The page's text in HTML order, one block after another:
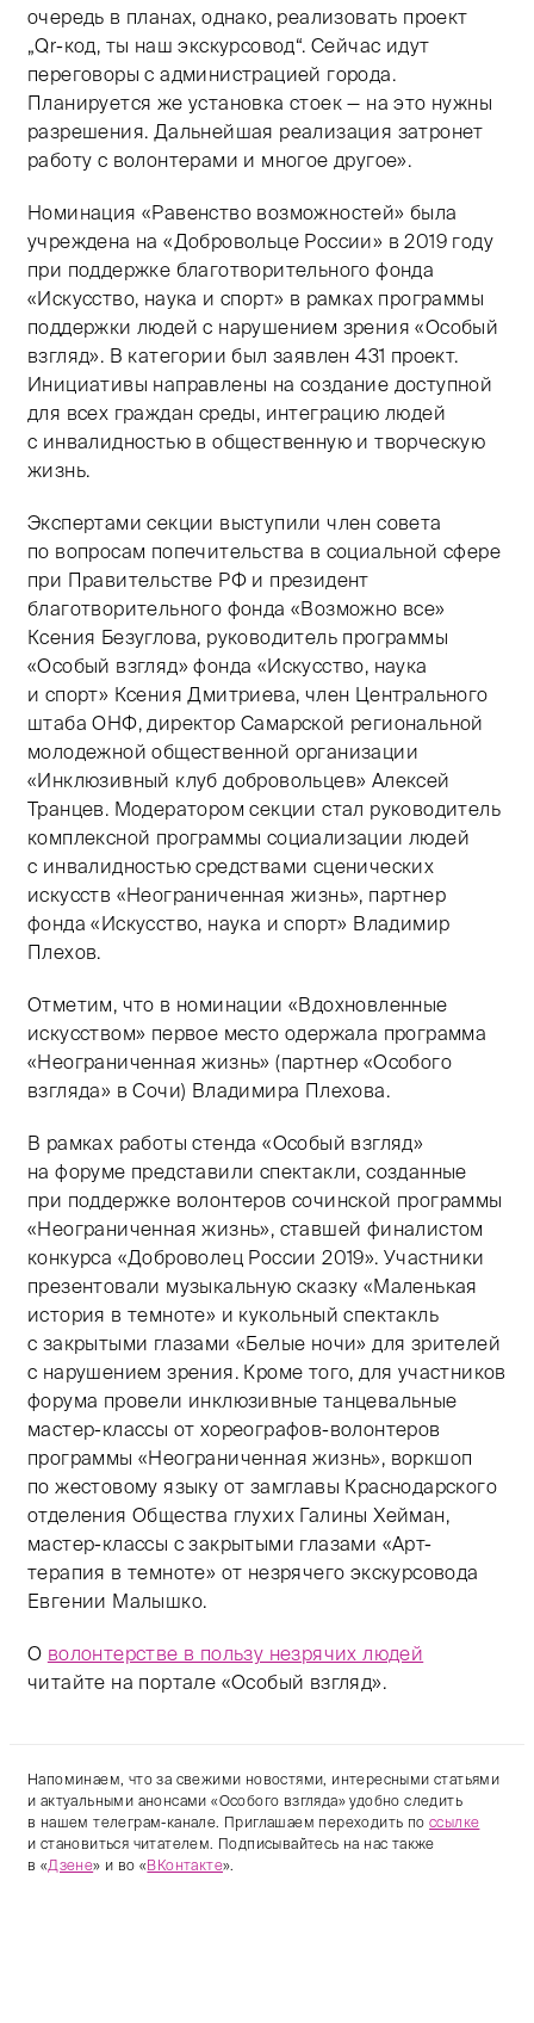
очередь в планах, однако, реализовать проект
„Qr-код, ты наш экскурсовод“. Сейчас идут
переговоры с администрацией города.
Планируется же установка стоек — на это нужны
разрешения. Дальнейшая реализация затронет
работу с волонтерами и многое другое».
Номинация «Равенство возможностей» была
учреждена на «Добровольце России» в 2019 году
при поддержке благотворительного фонда
«Искусство, наука и спорт» в рамках программы
поддержки людей с нарушением зрения «Особый
взгляд». В категории был заявлен 431 проект.
Инициативы направлены на создание доступной
для всех граждан среды, интеграцию людей
с инвалидностью в общественную и творческую
жизнь.
Экспертами секции выступили член совета
по вопросам попечительства в социальной сфере
при Правительстве РФ и президент
благотворительного фонда «Возможно все»
Ксения Безуглова, руководитель программы
«Особый взгляд» фонда «Искусство, наука
и спорт» Ксения Дмитриева, член Центрального
штаба ОНФ, директор Самарской региональной
молодежной общественной организации
«Инклюзивный клуб добровольцев» Алексей
Транцев. Модератором секции стал руководитель
комплексной программы социализации людей
с инвалидностью средствами сценических
искусств «Неограниченная жизнь», партнер
фонда «Искусство, наука и спорт» Владимир
Плехов.
Отметим, что в номинации «Вдохновленные
искусством» первое место одержала программа
«Неограниченная жизнь» (партнер «Особого
взгляда» в Сочи) Владимира Плехова.
В рамках работы стенда «Особый взгляд»
на форуме представили спектакли, созданные
при поддержке волонтеров сочинской программы
«Неограниченная жизнь», ставшей финалистом
конкурса «Доброволец России 2019». Участники
презентовали музыкальную сказку «Маленькая
история в темноте» и кукольный спектакль
с закрытыми глазами «Белые ночи» для зрителей
с нарушением зрения. Кроме того, для участников
форума провели инклюзивные танцевальные
мастер-классы от хореографов-волонтеров
программы «Неограниченная жизнь», воркшоп
по жестовому языку от замглавы Краснодарского
отделения Общества глухих Галины Хейман,
мастер-классы с закрытыми глазами «Арт-
терапия в темноте» от незрячего экскурсовода
Евгении Малышко.
О волонтерстве в пользу незрячих людей
читайте на портале «Особый взгляд».
Напоминаем, что за свежими новостями, интересными статьями
и актуальными анонсами «Особого взгляда» удобно следить
в нашем телеграм-канале. Приглашаем переходить по ссылке
и становиться читателем. Подписывайтесь на нас также
в «Дзене» и во «ВКонтакте».